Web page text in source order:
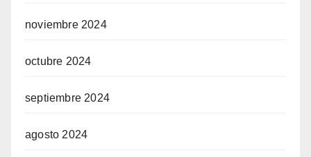
noviembre 2024
octubre 2024
septiembre 2024
agosto 2024